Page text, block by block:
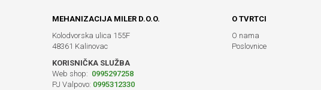
MEHANIZACIJA MILER D.O.O.
Kolodvorska ulica 155F
48361 Kalinovac
KORISNIČKA SLUŽBA
Web shop: 0995297258
PJ Valpovo: 0995312330
O TVRTCI
O nama
Poslovnice